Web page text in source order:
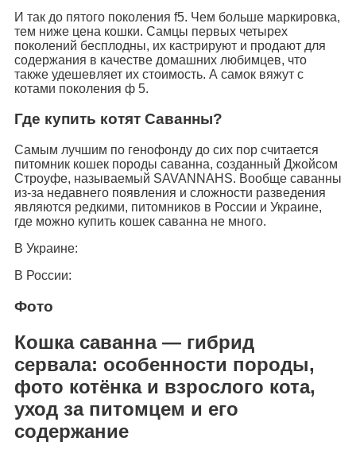
И так до пятого поколения f5. Чем больше маркировка,
тем ниже цена кошки. Самцы первых четырех
поколений бесплодны, их кастрируют и продают для
содержания в качестве домашних любимцев, что
также удешевляет их стоимость. А самок вяжут с
котами поколения ф 5.
Где купить котят Саванны?
Самым лучшим по генофонду до сих пор считается
питомник кошек породы саванна, созданный Джойсом
Строуфе, называемый SAVANNAHS. Вообще саванны
из-за недавнего появления и сложности разведения
являются редкими, питомников в России и Украине,
где можно купить кошек саванна не много.
В Украине:
В России:
Фото
Кошка саванна — гибрид
сервала: особенности породы,
фото котёнка и взрослого кота,
уход за питомцем и его
содержание